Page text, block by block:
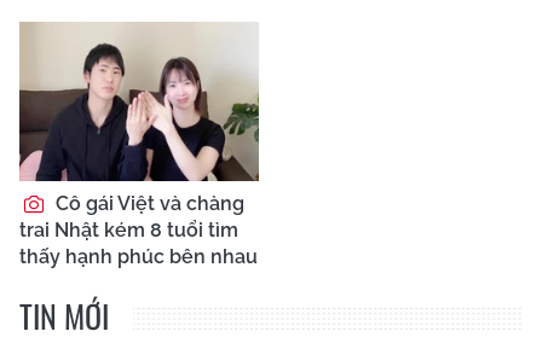
Cô gái Việt và chàng
trai Nhật kém 8 tuổi tìm
thấy hạnh phúc bên nhau
TIN MỚI